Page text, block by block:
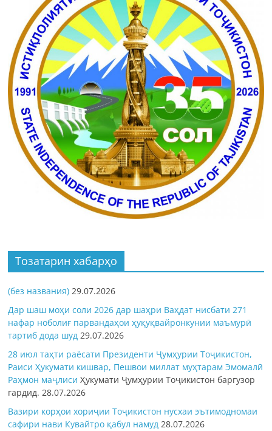
Тозатарин хабарҳо
(без названия) 29.07.2026
Дар шаш моҳи соли 2026 дар шаҳри Ваҳдат нисбати 271
нафар ноболиғ парвандаҳои ҳуқуқвайронкунии маъмурӣ
тартиб дода шуд 29.07.2026
28 июл таҳти раёсати Президенти Ҷумҳурии Тоҷикистон,
Раиси Ҳукумати кишвар, Пешвои миллат муҳтарам Эмомалӣ
Раҳмон маҷлисиҲукумати Ҷумҳурии Тоҷикистон баргузор
гардид.28.07.2026
Вазири корҳои хориҷии Тоҷикистон нусхаи эътимодномаи
сафири нави Кувайтро қабул намуд 28.07.2026